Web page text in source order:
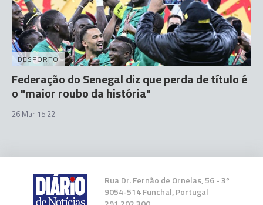
DESPORTO
Federação do Senegal diz que perda de título é
o "maior roubo da história"
26 Mar 15:22
Rua Dr. Fernão de Ornelas, 56 - 3º
9054-514 Funchal, Portugal